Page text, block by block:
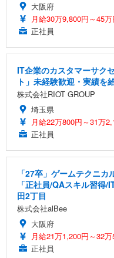
大阪府
月給30万9,800円～45万
正社員
IT企業のカスタマーサク
ト」未経験歓迎・実績を
株式会社RIOT GROUP
埼玉県
月給22万800円～31万
正社員
「27卒」ゲームテクニ
「正社員/QAスキル習得
田2丁目
株式会社alBee
大阪府
月給21万1,200円～32
正社員